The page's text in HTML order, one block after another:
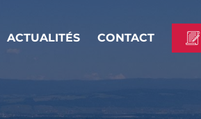
ACTUALITÉS CONTACT